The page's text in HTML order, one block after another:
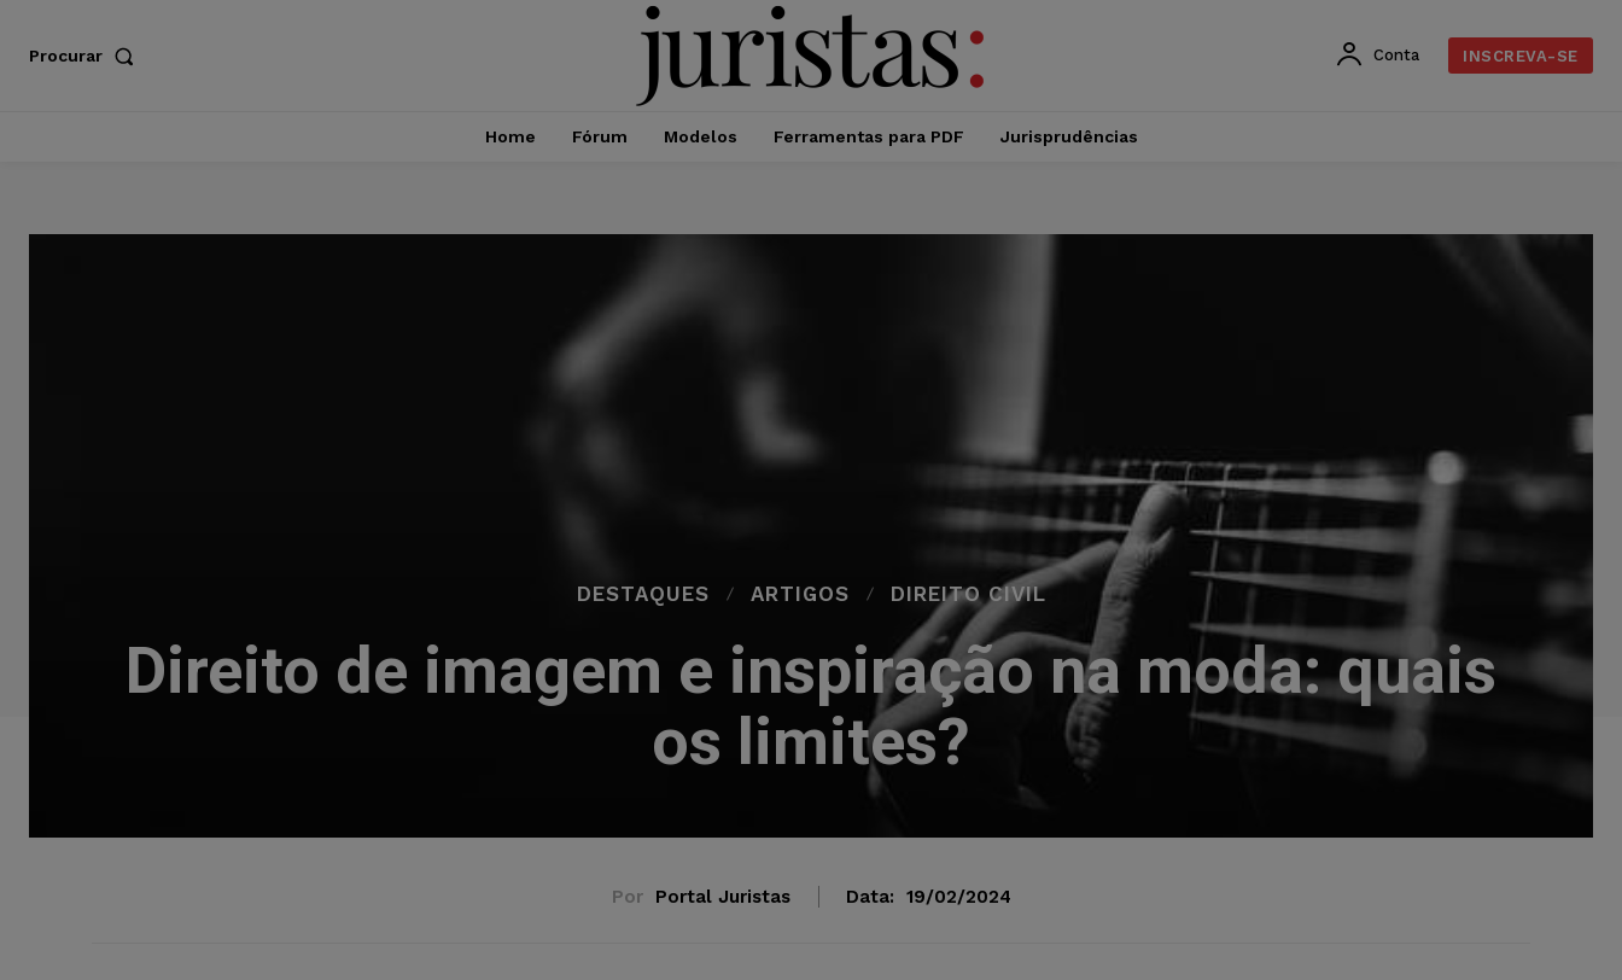
Procurar Conta INSCREVA-SE
Home Fórum Modelos Ferramentas para PDF Jurisprudências
DESTAQUES ARTIGOS DIREITO CIVIL
Direito de imagem e inspiração na moda: quais
os limites?
Por Portal Juristas Data: 19/02/2024